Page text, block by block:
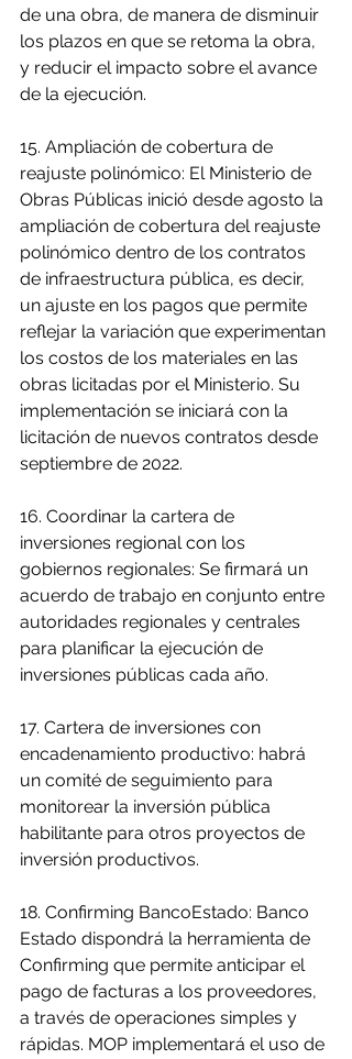
de una obra, de manera de disminuir
los plazos en que se retoma la obra,
y reducir el impacto sobre el avance
de la ejecución.
15. Ampliación de cobertura de
reajuste polinómico: El Ministerio de
Obras Públicas inició desde agosto la
ampliación de cobertura del reajuste
polinómico dentro de los contratos
de infraestructura pública, es decir,
un ajuste en los pagos que permite
reflejar la variación que experimentan
los costos de los materiales en las
obras licitadas por el Ministerio. Su
implementación se iniciará con la
licitación de nuevos contratos desde
septiembre de 2022.
16. Coordinar la cartera de
inversiones regional con los
gobiernos regionales: Se firmará un
acuerdo de trabajo en conjunto entre
autoridades regionales y centrales
para planificar la ejecución de
inversiones públicas cada año.
17. Cartera de inversiones con
encadenamiento productivo: habrá
un comité de seguimiento para
monitorear la inversión pública
habilitante para otros proyectos de
inversión productivos.
18. Confirming BancoEstado: Banco
Estado dispondrá la herramienta de
Confirming que permite anticipar el
pago de facturas a los proveedores,
a través de operaciones simples y
rápidas. MOP implementará el uso de